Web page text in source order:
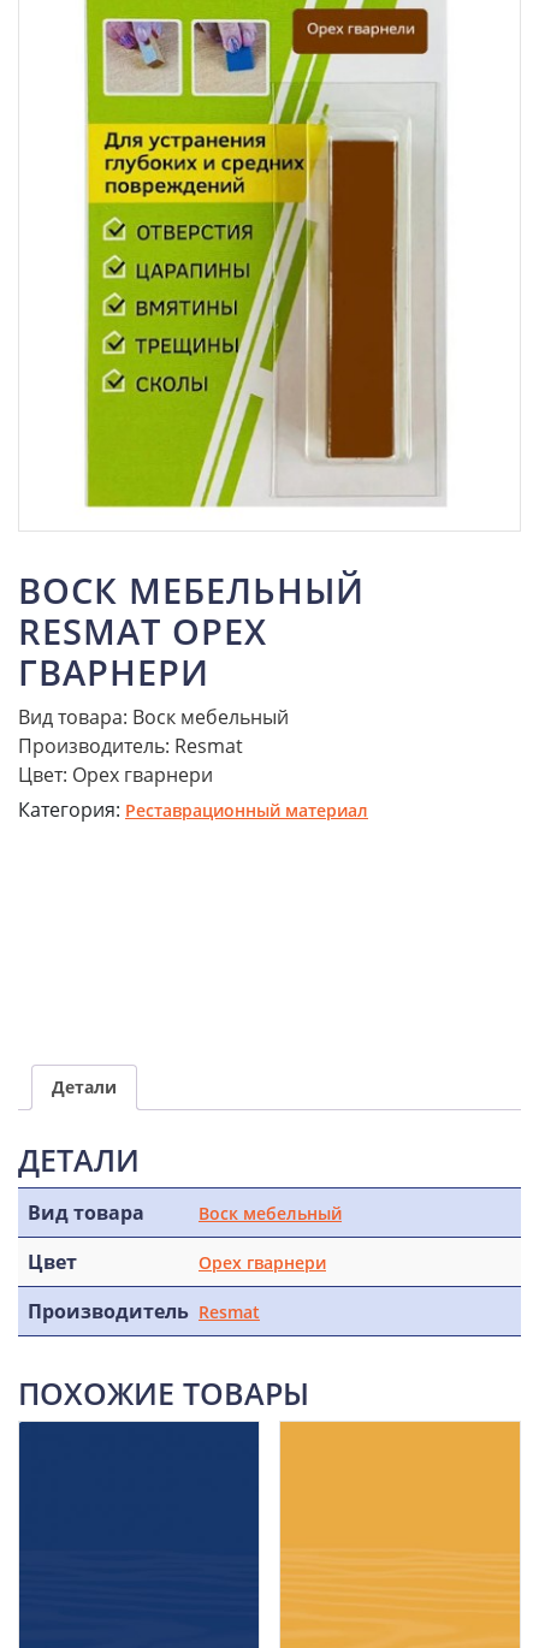
ВОСК МЕБЕЛЬНЫЙ
RESMAT ОРЕХ
ГВАРНЕРИ
Вид товара: Воск мебельный
Производитель: Resmat
Цвет: Орех гварнери
Категория: Реставрационный материал
Детали
ДЕТАЛИ
Вид товара Воск мебельный
Цвет Орех гварнери
Производитель Resmat
ПОХОЖИЕ ТОВАРЫ